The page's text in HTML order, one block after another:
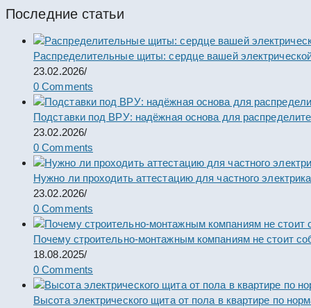
Последние статьи
Распределительные щиты: сердце вашей
23.02.2026/
0 Comments
Подставки под ВРУ: надёжная основа для
23.02.2026/
0 Comments
Нужно ли проходить аттестацию для частного
23.02.2026/
0 Comments
Почему строительно-монтажным компаниям не стоит
18.08.2025/
0 Comments
Высота электрического щита от пола в квартире по